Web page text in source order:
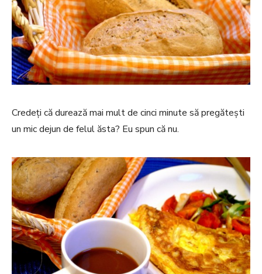
Credeți că durează mai mult de cinci minute să pregătești
un mic dejun de felul ăsta? Eu spun că nu.